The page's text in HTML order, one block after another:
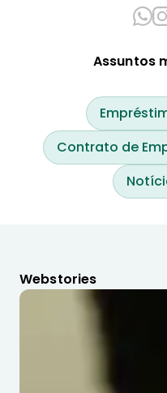
Assuntos
Contrato de
Webstories